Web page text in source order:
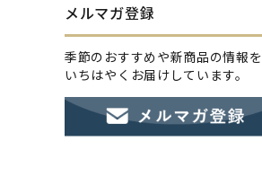
メルマガ登録
季節のおすすめや新商品の情報を
いちはやくお届けしています。